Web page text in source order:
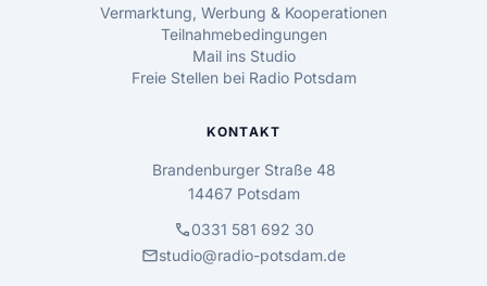
Vermarktung, Werbung & Kooperationen
Teilnahmebedingungen
Mail ins Studio
Freie Stellen bei Radio Potsdam
KONTAKT
Brandenburger Straße 48
14467 Potsdam
call0331 581 692 30
mailstudio@radio-potsdam.de